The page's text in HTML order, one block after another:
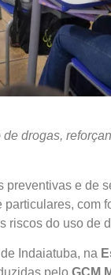
drogas,
preventivas e de
com
riscos do uso de
Indaiatuba, na